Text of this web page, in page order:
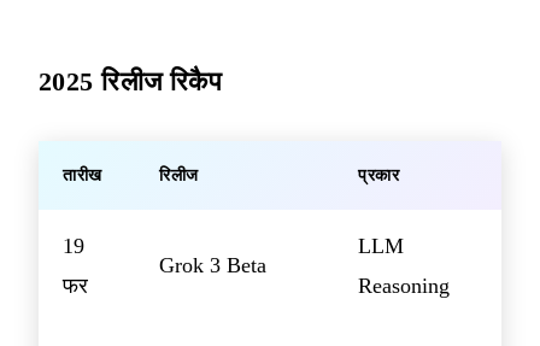
2025 रिलीज रिकैप
तारीख रिलीज प्रकार
19
फर
Grok 3 Beta
LLM
Reasoning